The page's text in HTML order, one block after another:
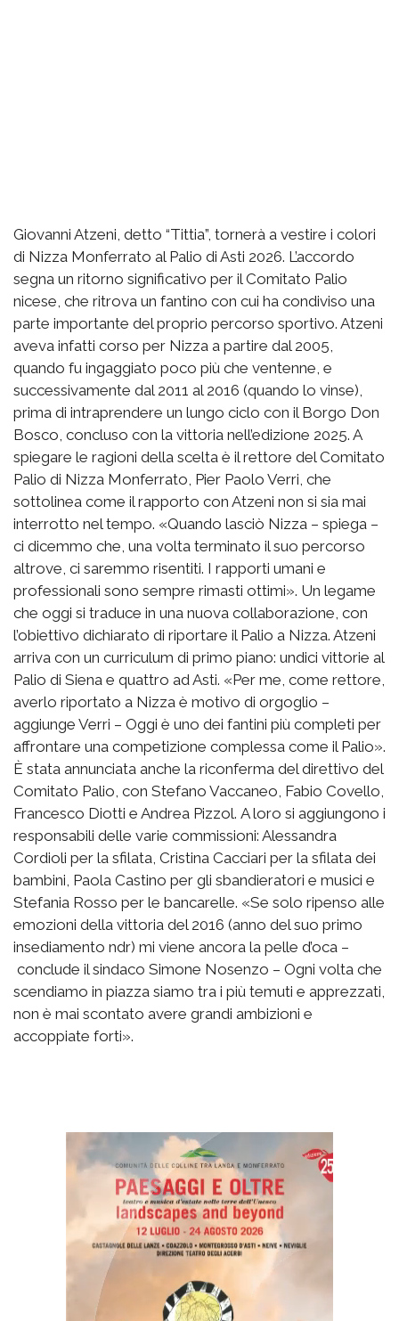
Giovanni Atzeni, detto “Tittia”, tornerà a vestire i colori
di Nizza Monferrato al Palio di Asti 2026. L’accordo
segna un ritorno significativo per il Comitato Palio
nicese, che ritrova un fantino con cui ha condiviso una
parte importante del proprio percorso sportivo. Atzeni
aveva infatti corso per Nizza a partire dal 2005,
quando fu ingaggiato poco più che ventenne, e
successivamente dal 2011 al 2016 (quando lo vinse),
prima di intraprendere un lungo ciclo con il Borgo Don
Bosco, concluso con la vittoria nell’edizione 2025. A
spiegare le ragioni della scelta è il rettore del Comitato
Palio di Nizza Monferrato, Pier Paolo Verri, che
sottolinea come il rapporto con Atzeni non si sia mai
interrotto nel tempo. «Quando lasciò Nizza – spiega –
ci dicemmo che, una volta terminato il suo percorso
altrove, ci saremmo risentiti. I rapporti umani e
professionali sono sempre rimasti ottimi». Un legame
che oggi si traduce in una nuova collaborazione, con
l’obiettivo dichiarato di riportare il Palio a Nizza. Atzeni
arriva con un curriculum di primo piano: undici vittorie al
Palio di Siena e quattro ad Asti. «Per me, come rettore,
averlo riportato a Nizza è motivo di orgoglio –
aggiunge Verri – Oggi è uno dei fantini più completi per
affrontare una competizione complessa come il Palio».
È stata annunciata anche la riconferma del direttivo del
Comitato Palio, con Stefano Vaccaneo, Fabio Covello,
Francesco Diotti e Andrea Pizzol. A loro si aggiungono i
responsabili delle varie commissioni: Alessandra
Cordioli per la sfilata, Cristina Cacciari per la sfilata dei
bambini, Paola Castino per gli sbandieratori e musici e
Stefania Rosso per le bancarelle. «Se solo ripenso alle
emozioni della vittoria del 2016 (anno del suo primo
insediamento ndr) mi viene ancora la pelle d’oca –
conclude il sindaco Simone Nosenzo – Ogni volta che
scendiamo in piazza siamo tra i più temuti e apprezzati,
non è mai scontato avere grandi ambizioni e
accoppiate forti».